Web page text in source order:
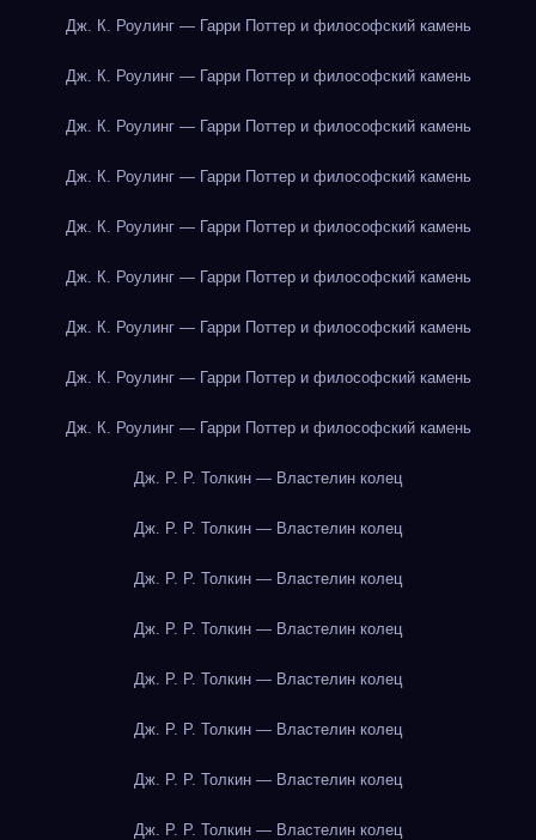
Дж. К. Роулинг — Гарри Поттер и философский камень
Дж. К. Роулинг — Гарри Поттер и философский камень
Дж. К. Роулинг — Гарри Поттер и философский камень
Дж. К. Роулинг — Гарри Поттер и философский камень
Дж. К. Роулинг — Гарри Поттер и философский камень
Дж. К. Роулинг — Гарри Поттер и философский камень
Дж. К. Роулинг — Гарри Поттер и философский камень
Дж. К. Роулинг — Гарри Поттер и философский камень
Дж. К. Роулинг — Гарри Поттер и философский камень
Дж. Р. Р. Толкин — Властелин колец
Дж. Р. Р. Толкин — Властелин колец
Дж. Р. Р. Толкин — Властелин колец
Дж. Р. Р. Толкин — Властелин колец
Дж. Р. Р. Толкин — Властелин колец
Дж. Р. Р. Толкин — Властелин колец
Дж. Р. Р. Толкин — Властелин колец
Дж. Р. Р. Толкин — Властелин колец